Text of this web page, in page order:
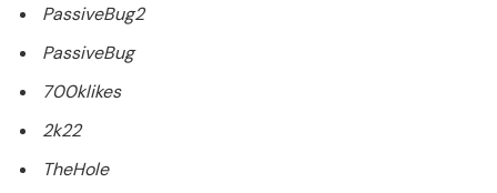
PassiveBug2
PassiveBug
700klikes
2k22
TheHole